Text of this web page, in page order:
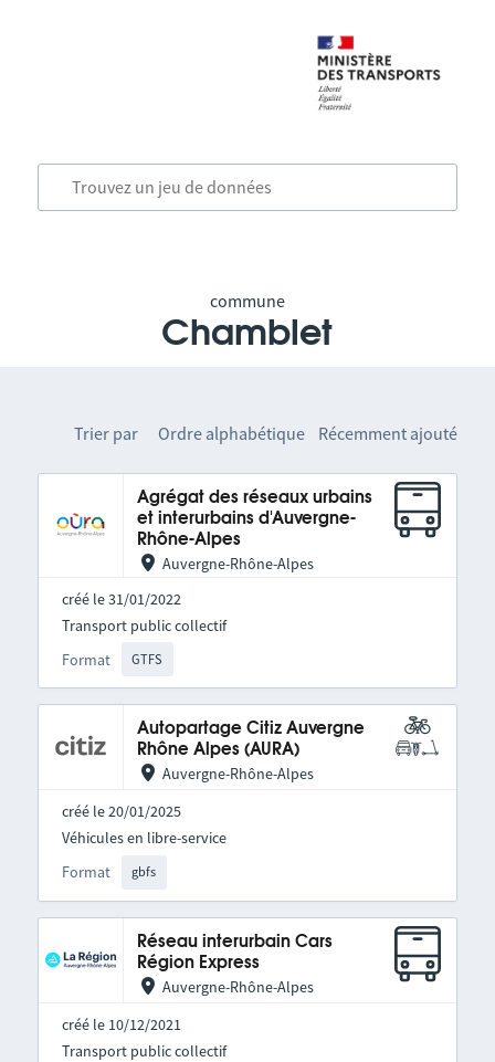
commune
Chamblet
Trier par Ordre alphabétique Récemment ajouté
Agrégat des réseaux urbains
et interurbains d'Auvergne-
Rhône-Alpes
Auvergne-Rhône-Alpes
créé le 31/01/2022
Format GTFS
Transport public collectif
Autopartage Citiz Auvergne
Rhône Alpes (AURA)
Auvergne-Rhône-Alpes
créé le 20/01/2025
Format gbfs
Véhicules en libre-service
Réseau interurbain Cars
Région Express
Auvergne-Rhône-Alpes
créé le 10/12/2021
Transport public collectif